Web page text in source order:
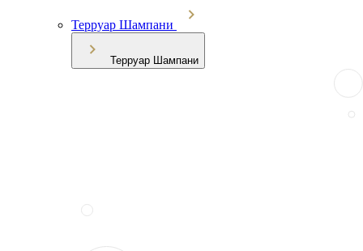
Терруар Шампани
Терруар Шампани